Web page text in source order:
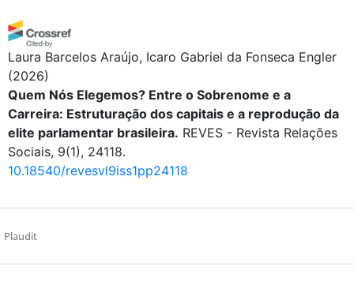
Laura Barcelos Araújo, Icaro Gabriel da Fonseca Engler
(2026)
Quem Nós Elegemos? Entre o Sobrenome e a
Carreira: Estruturação dos capitais e a reprodução da
elite parlamentar brasileira. REVES - Revista Relações
Sociais, 9(1), 24118.
10.18540/revesvl9iss1pp24118
Plaudit